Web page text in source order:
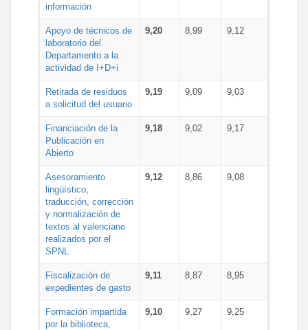
información
Apoyo de técnicos de
laboratorio del
Departamento a la
actividad de I+D+i
9,20 8,99 9,12
Retirada de residuos
a solicitud del usuario
9,19 9,09 9,03
Financiación de la
Publicación en
Abierto
9,18 9,02 9,17
Asesoramiento
lingüístico,
traducción, corrección
y normalización de
textos al valenciano
realizados por el
SPNL
9,12 8,86 9,08
Fiscalización de
expedientes de gasto
9,11 8,87 8,95
Formación impartida
por la biblioteca,
9,10 9,27 9,25